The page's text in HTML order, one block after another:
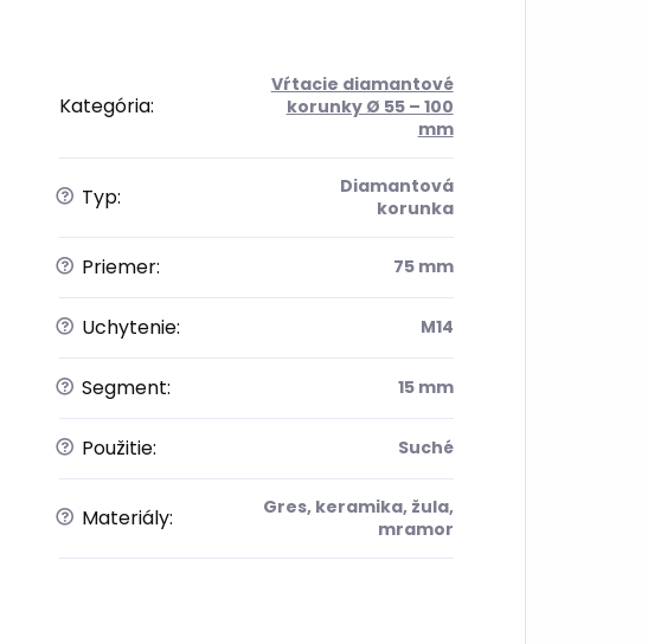
Kategória:
Vŕtacie diamantové
korunky Ø 55 – 100
mm
? Typ:
Diamantová
korunka
? Priemer: 75 mm
? Uchytenie: M14
? Segment: 15 mm
? Použitie: Suché
? Materiály:
Gres, keramika, žula,
mramor